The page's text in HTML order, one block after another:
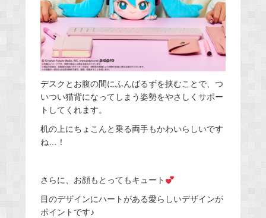
デスクとお腹の間にふんばるずを挟むことで、つ
いつい猫背になってしまう姿勢をやさしくサポー
トしてくれます。
机の上にちょこんと乗る両手もかわいらしいです
ね…！
さらに、お顔もとってもキュート
目のデザインにハートがある愛らしいデザインが
ポイントです♪